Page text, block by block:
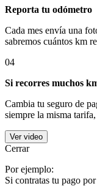
Reporta tu odómetro
Cada mes envía una
sabremos cuántos km
04
Si recorres muchos
Cambia tu seguro de
siempre la misma
Ver video
Cerrar
Por ejemplo:
Si contratas tu pago